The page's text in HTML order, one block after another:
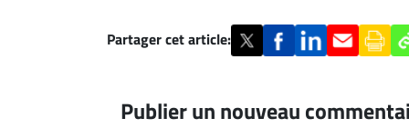
Partager cet article:
Publier un nouveau